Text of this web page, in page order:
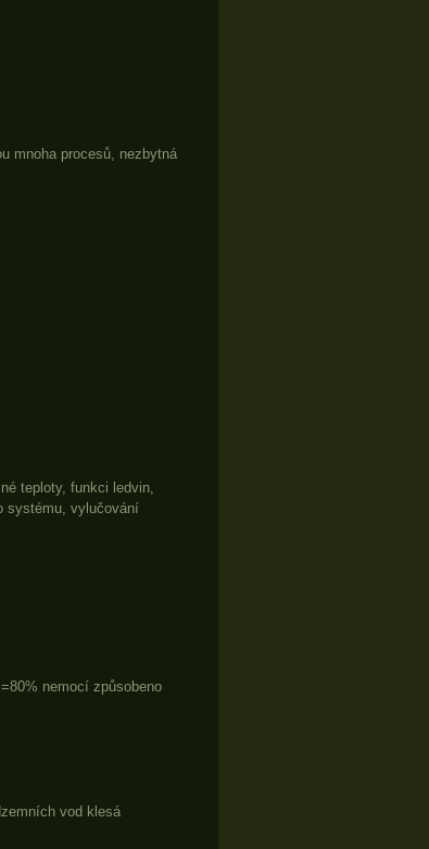
mnoha procesů, nezbytná
teploty, funkci ledvin,
systému, vylučování
nemocí způsobeno
vod klesá